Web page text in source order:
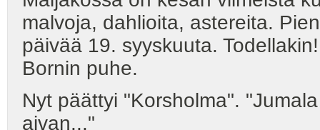
malvoja, dahlioita, astereita.
päivää 19. syyskuuta.
Bornin puhe.
Nyt päättyi "Korsholma".
aivan..."